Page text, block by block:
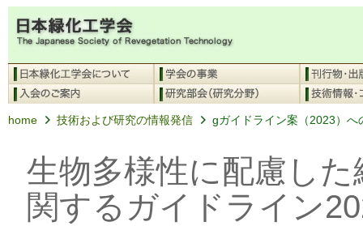
home 技術および研究の情報発信 gガイドライン案（2023）へ
生物多様性に配慮し
関するガイドライン